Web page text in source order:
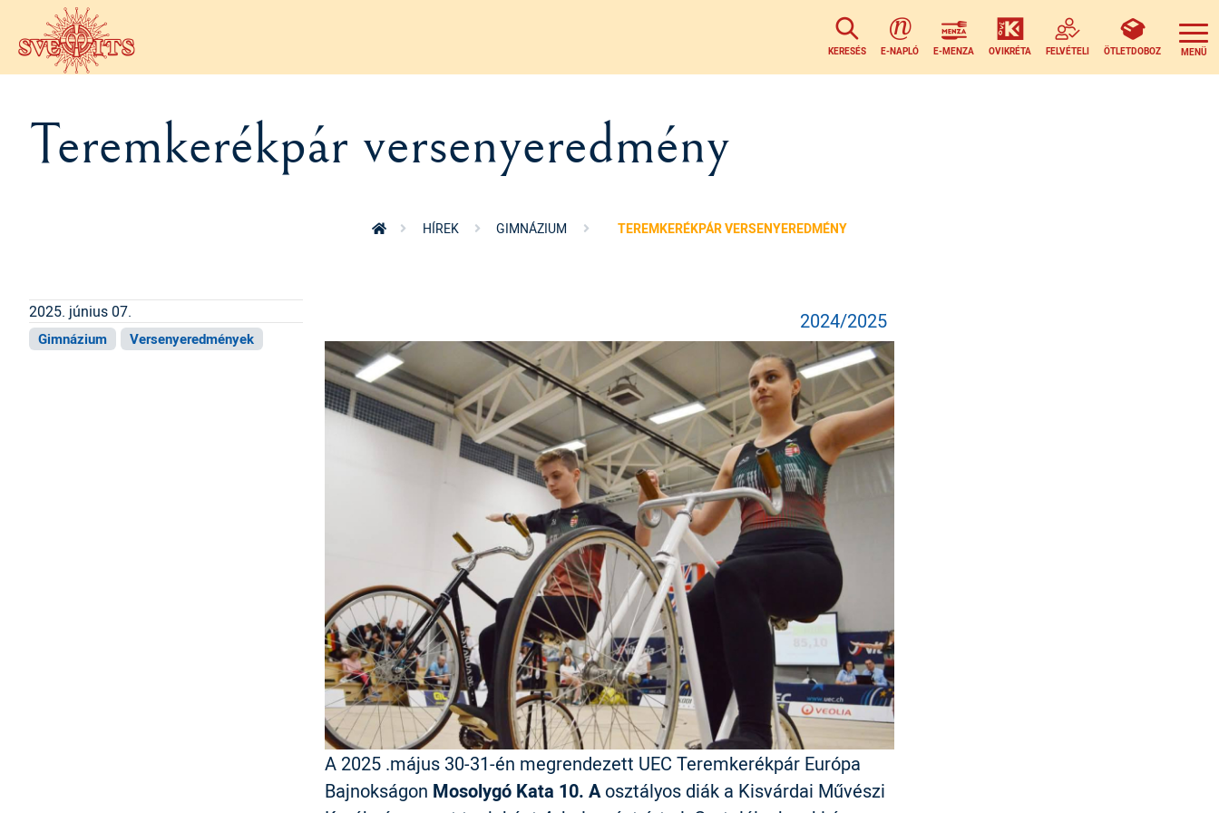
Ugrás a tartalomra
KERESÉS E-NAPLÓ E-MENZA OVIKRÉTA FELVÉTELI ÖTLETDOBOZ
Teremkerékpár versenyeredmény
HÍREK GIMNÁZIUM TEREMKERÉKPÁR VERSENYEREDMÉNY
2024/2025
A 2025 .május 30-31-én megrendezett UEC Teremkerékpár Európa
Bajnokságon Mosolygó Kata 10. Aosztályos diák a Kisvárdai Művészi
2025. június 07.
Gimnázium Versenyeredmények